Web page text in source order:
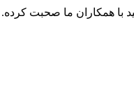
همکاران ما صحبت کرده.